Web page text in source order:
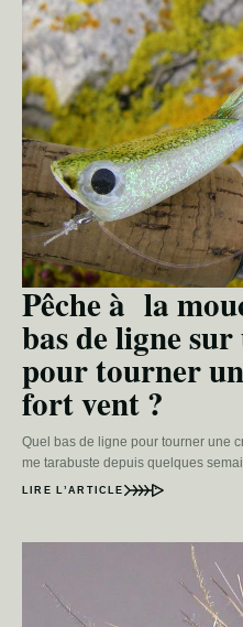
Pêche à la
bas de ligne sur
pour tourner
fort vent ?
Quel bas de ligne pour tourner une
me tarabuste depuis quelques
LIRE L’ARTICLE